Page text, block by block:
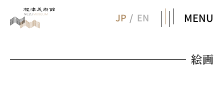
JP EN MENU
絵画